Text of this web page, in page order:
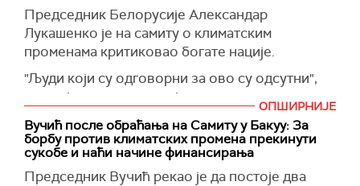
Председник Белорусије Александар
Лукашенко је на самиту о климатским
променама критиковао богате нације.
"Људи који су одговорни за ово су одсутни",
рекао је он и додао да је приметио да
председник Француске Емануел Макрон није
присутан.
Он се потом запитао колико могу да буду
ефикасни преговори о клими ако председник
ОПШИРНИЈЕ
Вучић после обраћања на Самиту у Бакуу: За
борбу против климатских промена прекинути
сукобе и наћи начине финансирања
Председник Вучић рекао је да постоје два